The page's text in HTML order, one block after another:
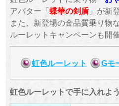
アバター「蝶華の剣盾」が新
また、新登場の金品質乗り物
ルーレットキャンペーンも開
虹色ルーレット Gモ
虹色ルーレットで手に入れよ